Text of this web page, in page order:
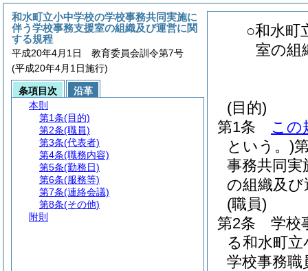
○和水町
室の組
(目的)
第1条
この
という。)
事務共同実
の組織及
(職員)
第2条
学校
る和水町
学校事務
和水町立小中学校の学校事務共同実施に
伴う学校事務支援室の組織及び運営に関
する規程
平成20年4月1日 教育委員会訓令第7号
(平成20年4月1日施行)
条項目次
沿革
本則
第1条(目的)
第2条(職員)
第3条(代表者)
第4条(職務内容)
第5条(勤務日)
第6条(服務等)
第7条(連絡会議)
第8条(その他)
附則